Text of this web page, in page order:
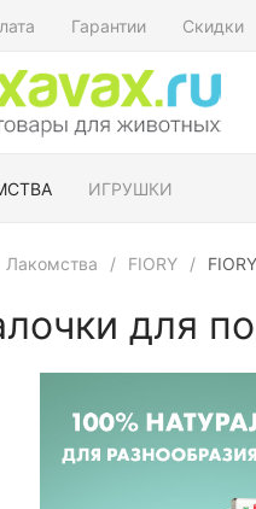
Гарантии Скидки
ИГРУШКИ
Лакомства FIORY
для